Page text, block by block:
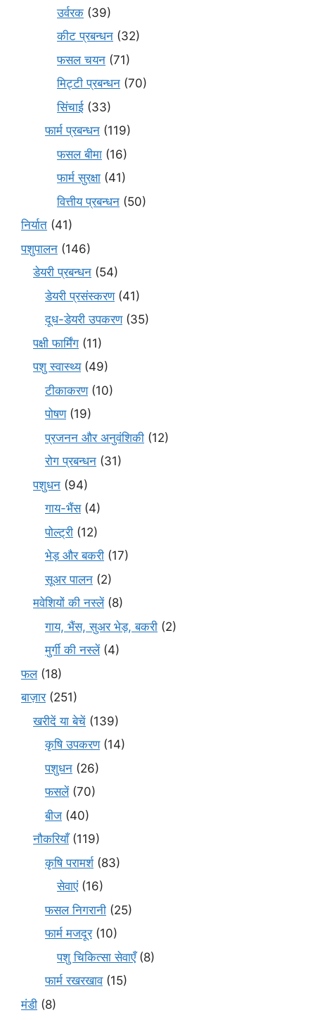
उर्वरक (39)
कीट प्रबन्धन (32)
फसल चयन (71)
मि‌ट्टी प्रबन्धन (70)
सिंचाई (33)
फार्म प्रबन्धन (119)
फसल बीमा (16)
फार्म सुरक्षा (41)
वित्तीय प्रबन्धन (50)
निर्यात (41)
पशुपालन (146)
डेयरी प्रबन्धन (54)
डेयरी प्रसंस्करण(41)
दूध-डेयरी उपकरण(35)
पक्षी फार्मिंग (11)
पशु स्वास्थ्य(49)
टीकाकरण(10)
पोषण(19)
प्रजनन और अनुवंशिकी (12)
रोग प्रबन्धन (31)
पशुधन (94)
गाय-भैंस(4)
पोल्ट्री (12)
भेड़ और बकरी (17)
सूअर पालन (2)
मवेशियों की नस्लें(8)
गाय, भैंस, सुअर भेड़, बकरी (2)
मुर्गी की नस्लें(4)
फल(18)
बाज़ार(251)
खरीदें या बेचें (139)
कृषि उपकरण(14)
पशुधन (26)
फसलें(70)
बीज (40)
नौकरियाँ(119)
कृषि परामर्श(83)
सेवाएं(16)
फसल निगरानी (25)
फार्म मजदूर(10)
पशु चिकित्सा सेवाएँ(8)
फार्म रखरखाव(15)
मंडी (8)